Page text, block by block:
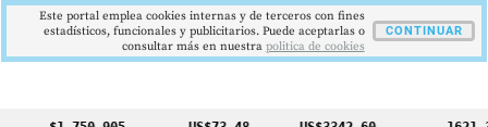
Este portal emplea cookies internas y de terceros con fines
estadísticos, funcionales y publicitarios. Puede aceptarlas o
consultar más en nuestra politica de cookies
CONTINUAR